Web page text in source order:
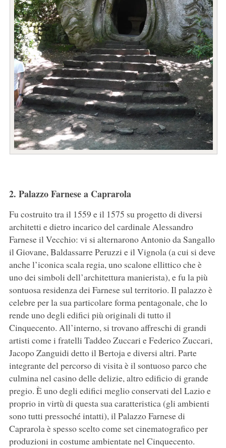
2. Palazzo Farnese a Caprarola
Fu costruito tra il 1559 e il 1575 su progetto di diversi
architetti e dietro incarico del cardinale Alessandro
Farnese il Vecchio: vi si alternarono Antonio da Sangallo
il Giovane, Baldassarre Peruzzi e il Vignola (a cui si deve
anche l’iconica scala regia, uno scalone ellittico che è
uno dei simboli dell’architettura manierista), e fu la più
sontuosa residenza dei Farnese sul territorio. Il palazzo è
celebre per la sua particolare forma pentagonale, che lo
rende uno degli edifici più originali di tutto il
Cinquecento. All’interno, si trovano affreschi di grandi
artisti come i fratelli Taddeo Zuccari e Federico Zuccari,
Jacopo Zanguidi detto il Bertoja e diversi altri. Parte
integrante del percorso di visita è il sontuoso parco che
culmina nel casino delle delizie, altro edificio di grande
pregio. È uno degli edifici meglio conservati del Lazio e
proprio in virtù di questa sua caratteristica (gli ambienti
sono tutti pressoché intatti), il Palazzo Farnese di
Caprarola è spesso scelto come set cinematografico per
produzioni in costume ambientate nel Cinquecento.